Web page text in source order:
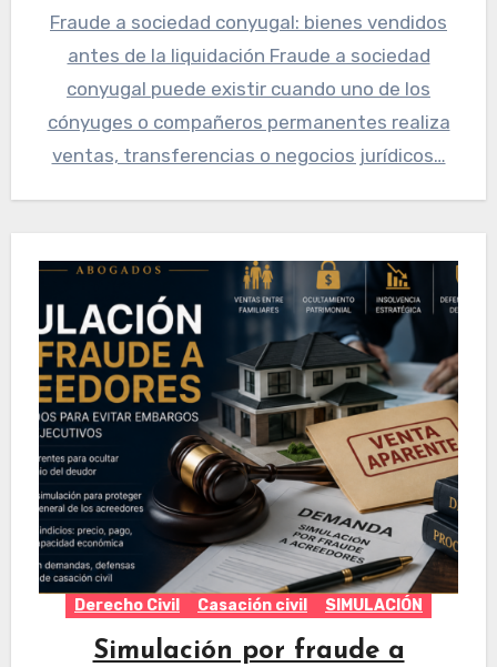
Fraude a sociedad conyugal: bienes vendidos
antes de la liquidación Fraude a sociedad
conyugal puede existir cuando uno de los
cónyuges o compañeros permanentes realiza
ventas, transferencias o negocios jurídicos…
Derecho Civil Casación civil SIMULACIÓN
Simulación por fraude a